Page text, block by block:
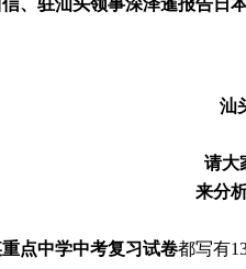
汕
请大
来分
点中学中考复习试卷都写有